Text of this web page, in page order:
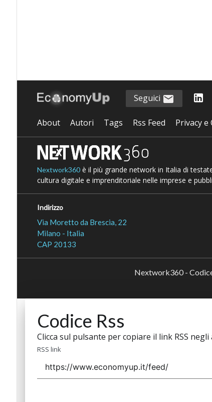
Seguici
About Autori Tags Rss Feed Privacy e
Nextwork360è il più grande network in Italia di
cultura digitale e imprenditoriale nelle imprese e
Indirizzo
Via Moretto da Brescia, 22
Milano - Italia
CAP 20133
Nextwork360 -
Codice Rss
Clicca sul pulsante per copiare il link RSS
RSS link